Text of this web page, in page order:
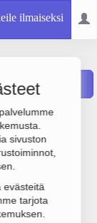
ilmaiseksi
sivuston
evästeitä
tarjota
Raportit
ja tulos 128
ja huolto,